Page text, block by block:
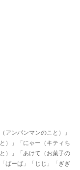
アンパンマンのこと）」
）」「にゃー（キティち
）」「あけて（お菓子の
ばーば」「じじ」「ぎぎ